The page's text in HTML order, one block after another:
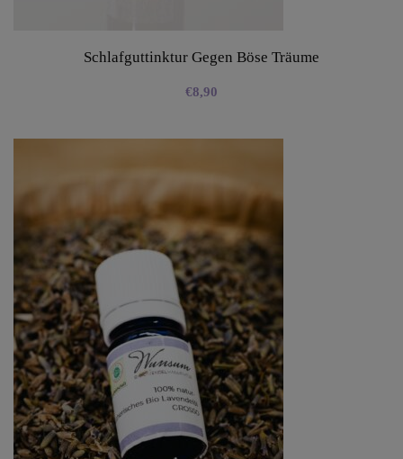
Schlafguttinktur Gegen Böse Träume
€8,90